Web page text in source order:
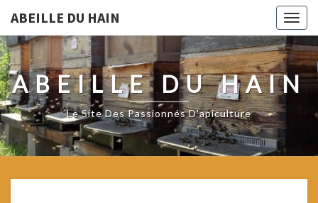
ABEILLE DU HAIN
ABEILLE DU HAIN
Le Site Des Passionnés D'apiculture